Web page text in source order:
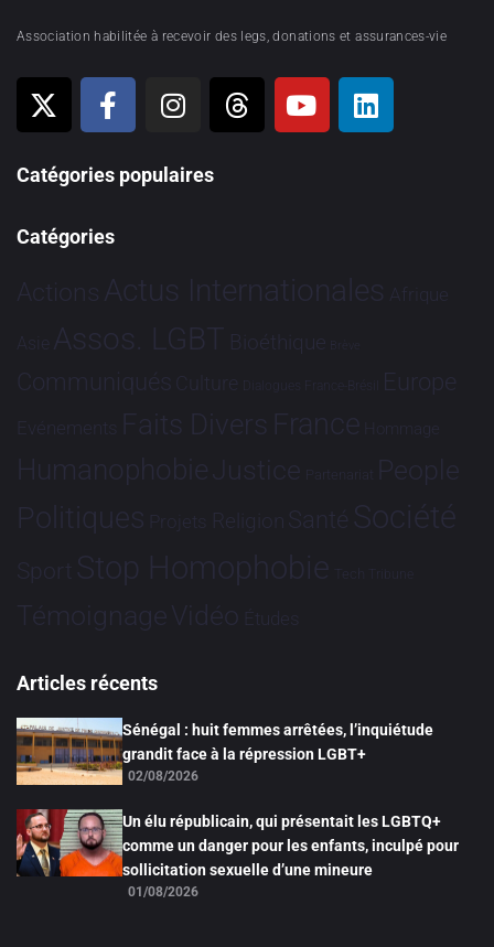
Association habilitée à recevoir des legs, donations et assurances-vie
Catégories populaires
Catégories
Actions Actus Internationales Afrique
Asie Assos. LGBT Bioéthique Brève
Communiqués Culture Dialogues France-Brésil Europe
Evénements Faits Divers France Hommage
HumanophobieJustice Partenariat People
Politiques Projets Religion Santé Société
Sport Stop Homophobie Tech Tribune
TémoignageVidéo Études
Articles récents
Sénégal : huit femmes arrêtées, l’inquiétude
grandit face à la répression LGBT+
02/08/2026
Un élu républicain, qui présentait les LGBTQ+
comme un danger pour les enfants, inculpé pour
sollicitation sexuelle d’une mineure
01/08/2026